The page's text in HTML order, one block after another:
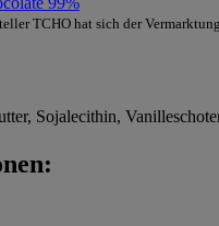
TCHO hat sich der Vermarktung
Sojalecithin,